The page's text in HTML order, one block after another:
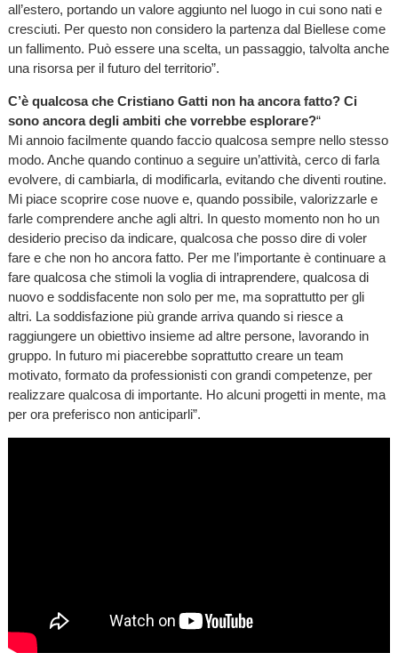
all’estero, portando un valore aggiunto nel luogo in cui sono nati e
cresciuti. Per questo non considero la partenza dal Biellese come
un fallimento. Può essere una scelta, un passaggio, talvolta anche
una risorsa per il futuro del territorio”.
C’è qualcosa che Cristiano Gatti non ha ancora fatto? Ci
sono ancora degli ambiti che vorrebbe esplorare?“
Mi annoio facilmente quando faccio qualcosa sempre nello stesso
modo. Anche quando continuo a seguire un’attività, cerco di farla
evolvere, di cambiarla, di modificarla, evitando che diventi routine.
Mi piace scoprire cose nuove e, quando possibile, valorizzarle e
farle comprendere anche agli altri. In questo momento non ho un
desiderio preciso da indicare, qualcosa che posso dire di voler
fare e che non ho ancora fatto. Per me l’importante è continuare a
fare qualcosa che stimoli la voglia di intraprendere, qualcosa di
nuovo e soddisfacente non solo per me, ma soprattutto per gli
altri. La soddisfazione più grande arriva quando si riesce a
raggiungere un obiettivo insieme ad altre persone, lavorando in
gruppo. In futuro mi piacerebbe soprattutto creare un team
motivato, formato da professionisti con grandi competenze, per
realizzare qualcosa di importante. Ho alcuni progetti in mente, ma
per ora preferisco non anticiparli”.